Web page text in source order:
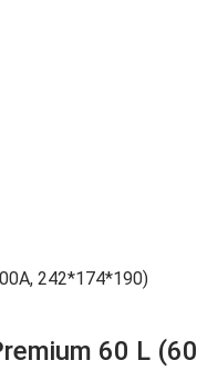
242*174*190)
60 L